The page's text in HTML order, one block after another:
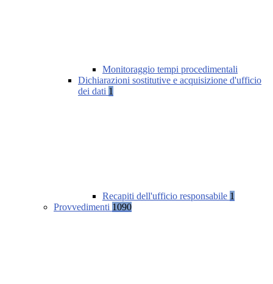
Monitoraggio tempi procedimentali
Dichiarazioni sostitutive e acquisizione d'ufficio
dei dati 1
Recapiti dell'ufficio responsabile 1
Provvedimenti 1090